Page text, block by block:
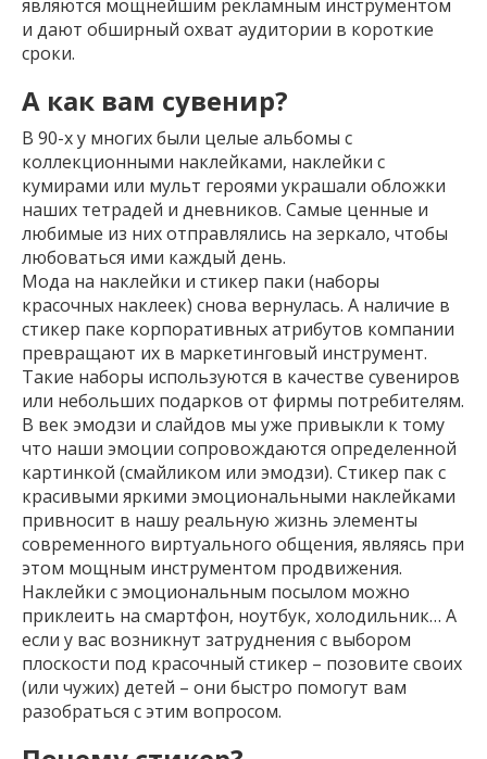
являются мощнейшим рекламным инструментом
и дают обширный охват аудитории в короткие
сроки.
А как вам сувенир?
В 90-х у многих были целые альбомы с
коллекционными наклейками, наклейки с
кумирами или мульт героями украшали обложки
наших тетрадей и дневников. Самые ценные и
любимые из них отправлялись на зеркало, чтобы
любоваться ими каждый день.
Мода на наклейки и стикер паки (наборы
красочных наклеек) снова вернулась. А наличие в
стикер паке корпоративных атрибутов компании
превращают их в маркетинговый инструмент.
Такие наборы используются в качестве сувениров
или небольших подарков от фирмы потребителям.
В век эмодзи и слайдов мы уже привыкли к тому
что наши эмоции сопровождаются определенной
картинкой (смайликом или эмодзи). Стикер пак с
красивыми яркими эмоциональными наклейками
привносит в нашу реальную жизнь элементы
современного виртуального общения, являясь при
этом мощным инструментом продвижения.
Наклейки с эмоциональным посылом можно
приклеить на смартфон, ноутбук, холодильник… А
если у вас возникнут затруднения с выбором
плоскости под красочный стикер – позовите своих
(или чужих) детей – они быстро помогут вам
разобраться с этим вопросом.